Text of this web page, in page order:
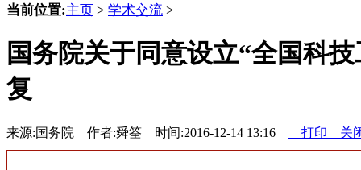
当前位置:主页 > 学术交流 >
国务院关于同意设立“全国科
复
来源:国务院 作者:舜筌 时间:2016-12-14 13:16 打印 关